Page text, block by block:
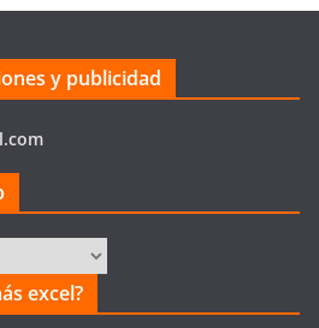
y publicidad
excel?